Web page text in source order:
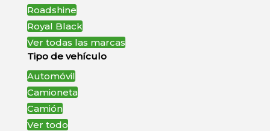
Roadshine
Royal Black
Ver todas las marcas
Tipo de vehículo
Automóvil
Camioneta
Camión
Ver todo